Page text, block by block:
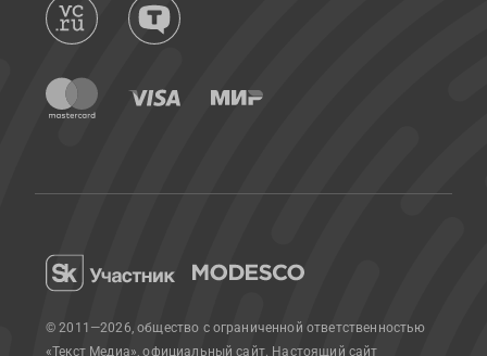
© 2011—2026, общество с ограниченной ответственностью
«Текст Медиа», официальный сайт. Настоящий сайт